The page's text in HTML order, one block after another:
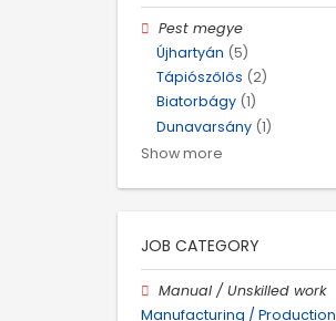
Pest megye
Újhartyán (5)
Tápiószőlős (2)
Biatorbágy (1)
Dunavarsány (1)
Show more
JOB CATEGORY
Manual / Unskilled work
Manufacturing / Production